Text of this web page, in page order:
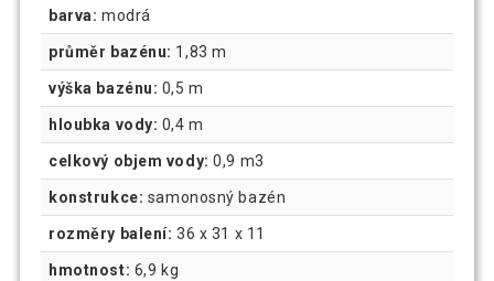
barva: modrá
průměr bazénu: 1,83 m
výška bazénu: 0,5 m
hloubka vody: 0,4 m
celkový objem vody: 0,9 m3
konstrukce: samonosný bazén
rozměry balení: 36 x 31 x 11
hmotnost: 6,9 kg